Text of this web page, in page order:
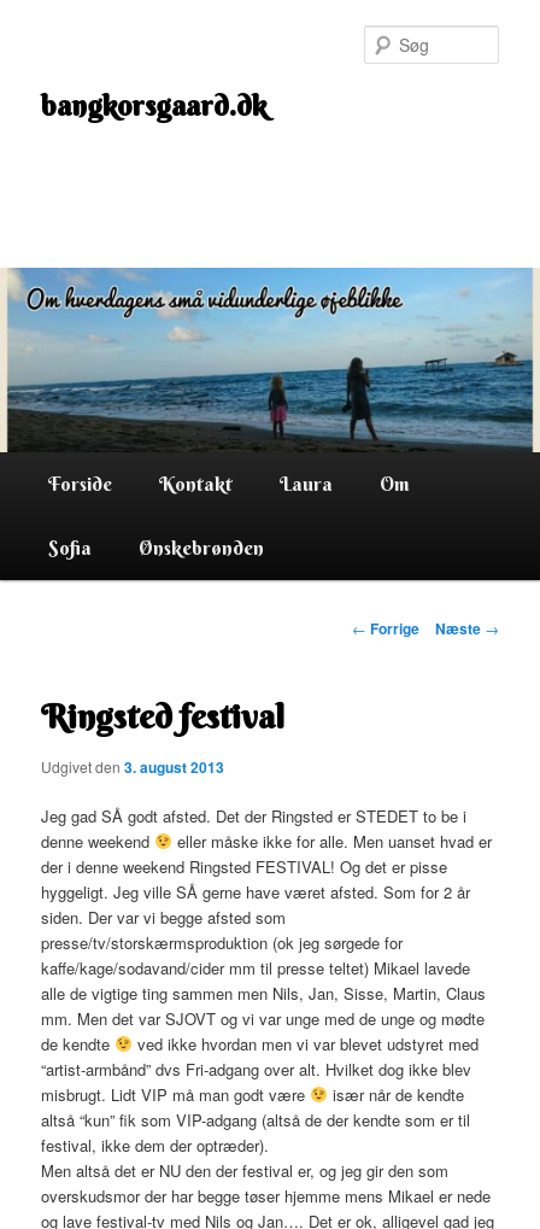
indholdbangkorsgaard.dk
Forside Kontakt Laura Om
Sofia Ønskebrønden
Indlægsnavigation
← Forrige Næste →
Ringsted festival
Udgivet den3. august 2013
Jeg gad SÅ godt afsted. Det der Ringsted er STEDET to be i
denne weekend
eller måske ikke for alle. Men uanset hvad er
der i denne weekend Ringsted FESTIVAL! Og det er pisse
hyggeligt. Jeg ville SÅ gerne have været afsted. Som for 2 år
siden. Der var vi begge afsted som
presse/tv/storskærmsproduktion (ok jeg sørgede for
kaffe/kage/sodavand/cider mm til presse teltet) Mikael lavede
alle de vigtige ting sammen men Nils, Jan, Sisse, Martin, Claus
mm. Men det var SJOVT og vi var unge med de unge og mødte
de kendte
ved ikke hvordan men vi var blevet udstyret med
“artist-armbånd” dvs Fri-adgang over alt. Hvilket dog ikke blev
misbrugt. Lidt VIP må man godt være
især når de kendte
altså “kun” fik som VIP-adgang (altså de der kendte som er til
festival, ikke dem der optræder).
Men altså det er NU den der festival er, og jeg gir den som
overskudsmor der har begge tøser hjemme mens Mikael er nede
og lave festival-tv med Nils og Jan…. Det er ok, alligevel gad jeg